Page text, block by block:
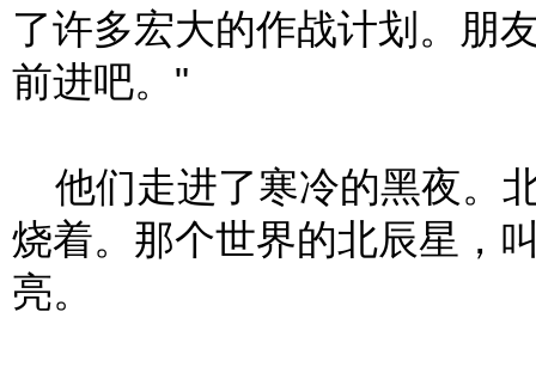
了许多宏大的作战计划。朋
前进吧。"
他们走进了寒冷的黑夜。
烧着。那个世界的北辰星，
亮。